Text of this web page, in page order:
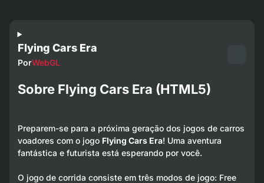
Flying Cars Era
PorWebGL
Sobre Flying Cars Era (HTML5)
Preparem-se para a próxima geração dos jogos de carros
voadores com o jogo Flying Cars Era! Uma aventura
fantástica e futurista está esperando por você.
O jogo de corrida consiste em três modos de jogo: Free